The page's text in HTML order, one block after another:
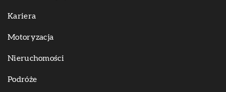
Kariera
Motoryzacja
Nieruchomości
Podróże